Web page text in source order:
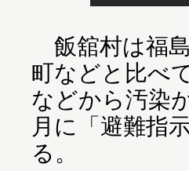
飯舘村は福
町などと比べ
などから汚染
月に「避難指
る。